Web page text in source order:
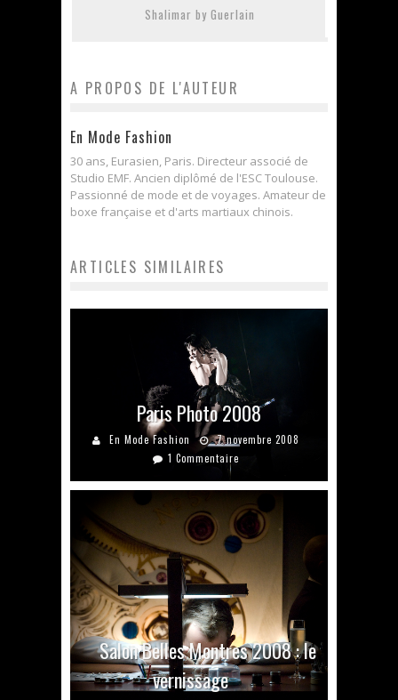
Shalimar by Guerlain
A PROPOS DE L'AUTEUR
En Mode Fashion
30 ans, Eurasien, Paris. Directeur associé de
Studio EMF. Ancien diplômé de l'ESC Toulouse.
Passionné de mode et de voyages. Amateur de
boxe française et d'arts martiaux chinois.
ARTICLES SIMILAIRES
Paris Photo 2008
En Mode Fashion
7 novembre 2008
1 Commentaire
Salon Belles Montres 2008 : le
vernissage